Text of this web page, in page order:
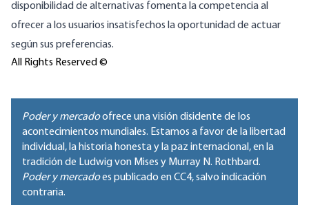
disponibilidad de alternativas fomenta la competencia al
ofrecer a los usuarios insatisfechos la oportunidad de actuar
según sus preferencias.
All Rights Reserved ©
Poder y mercadoofrece una visión disidente de los
acontecimientos mundiales. Estamos a favor de la libertad
individual, la historia honesta y la paz internacional, en la
tradición de Ludwig von Mises y Murray N. Rothbard.
Poder y mercadoes publicado enCC4, salvo indicación
contraria.